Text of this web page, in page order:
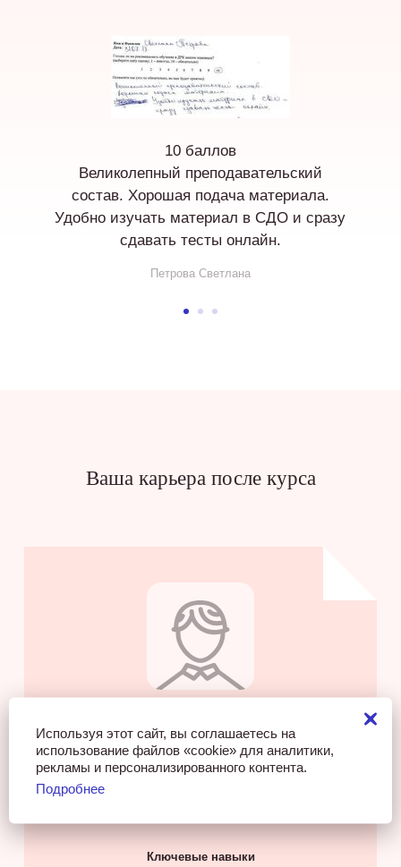
10 баллов
Великолепный преподавательский
состав. Хорошая подача материала.
Удобно изучать материал в СДО и сразу
сдавать тесты онлайн.
Петрова Светлана
Ваша карьера после курса
Косметолог со знанием микротоковой терапии
доход 120 000 руб./мес
Ключевые навыки
Используя этот сайт, вы соглашаетесь на
использование файлов «cookie» для аналитики,
рекламы и персонализированного контента.
Подробнее